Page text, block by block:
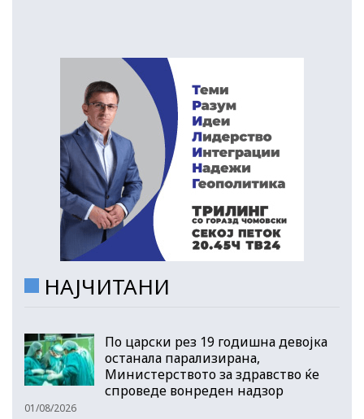
НАЈЧИТАНИ
По царски рез 19 годишна девојка
останала парализирана,
Министерството за здравство ќе
спроведе вонреден надзор
01/08/2026